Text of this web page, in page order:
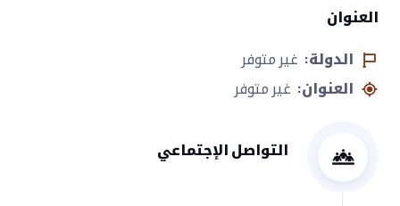
العنوان
الدولة: غير متوفر
العنوان: غير متوفر
التواصل الإجتماعي